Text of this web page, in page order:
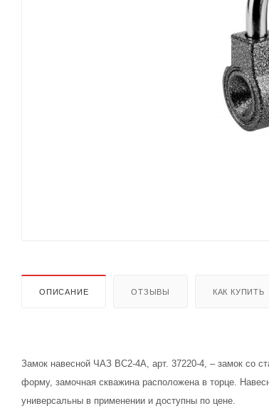
ОПИСАНИЕ ОТЗЫВЫ КАК КУПИТЬ
Замок навесной ЧАЗ ВС2-4А, арт. 37220-4, – замок со
форму, замочная скважина расположена в торце.
универсальны в применении и доступны по цене.